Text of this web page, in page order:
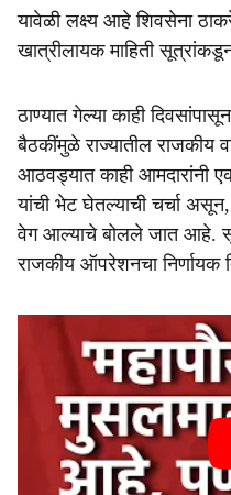
यावेळी लक्ष्य आहे शिवसेना
खात्रीलायक माहिती
ठाण्यात गेल्या काही
बैठकींमुळे राज्यातील राजकीय
आठवड्यात काही आमदारांनी
यांची भेट घेतल्याची चर्चा
वेग आल्याचे बोलले जात आहे.
राजकीय ऑपरेशनचा